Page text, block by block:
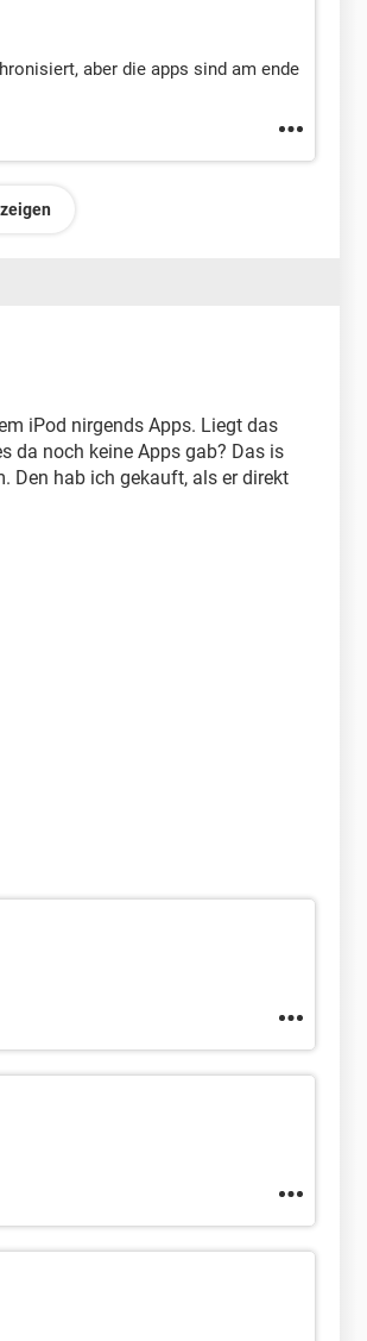
aber die apps sind am ende
iPod nirgends Apps. Liegt das
da noch keine Apps gab? Das is
Den hab ich gekauft, als er direkt